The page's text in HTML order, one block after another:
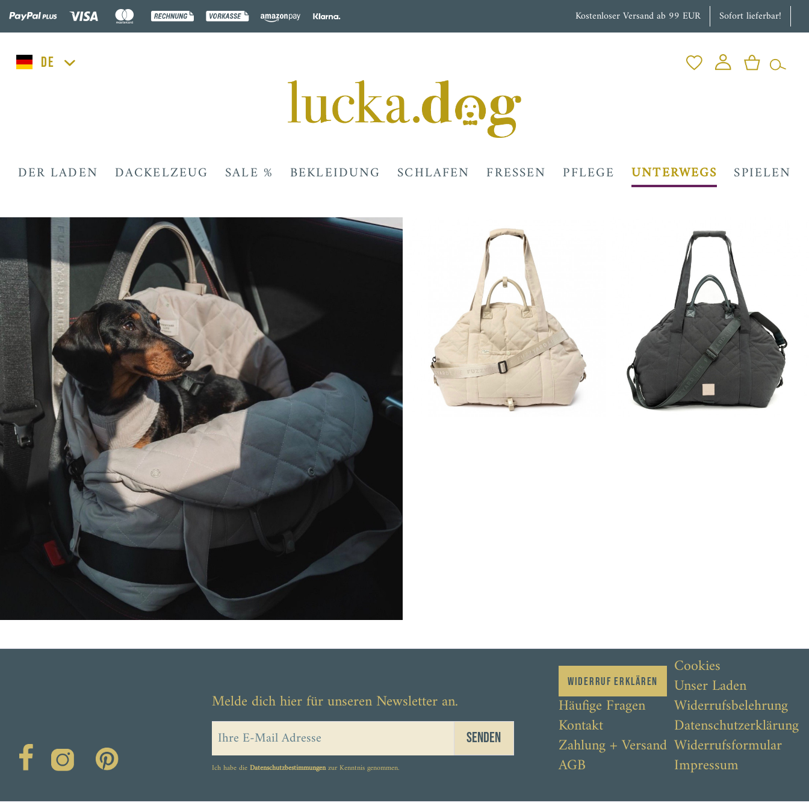
Kostenloser Versand ab 99 EUR Sofort lieferbar!
lucka.dog
DER LADEN DACKELZEUG SALE % BEKLEIDUNG SCHLAFEN FRESSEN PFLEGE UNTERWEGS SPIELEN
Melde dich hier für unseren Newsletter an.
Senden
Ich habe dieDatenschutzbestimmungenzur Kenntnis genommen.
Widerruf erklären
Häufige Fragen
Kontakt
Zahlung + Versand
AGB
Cookies
Unser Laden
Widerrufsbelehrung
Datenschutzerklärung
Widerrufsformular
Impressum